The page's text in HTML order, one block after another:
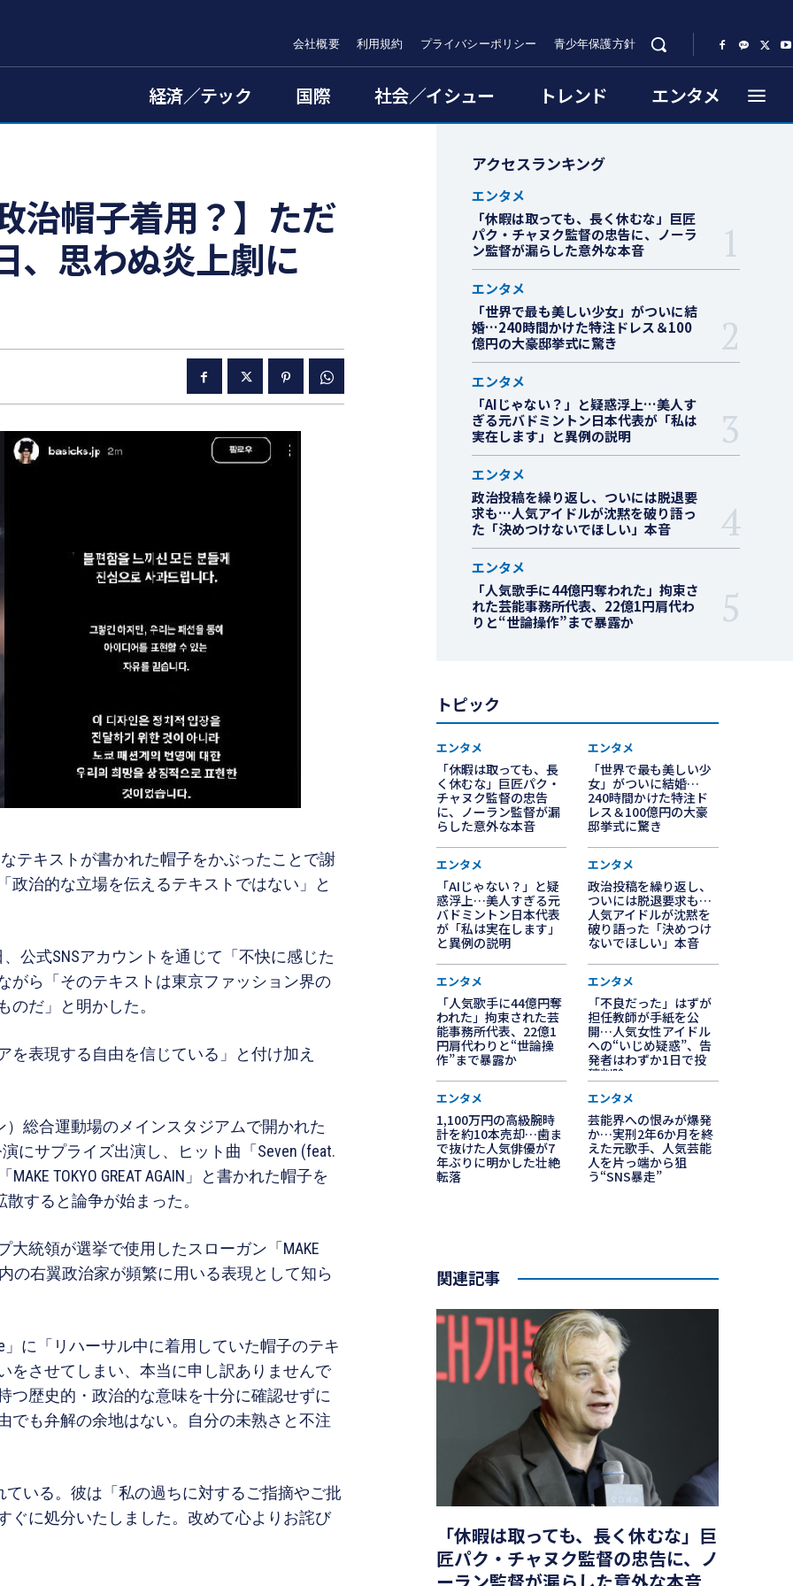
会社概要 利用規約 プライバシーポリシー 青少年保護方針
経済／テック 国際 社会／イシュー トレンド エンタメ
治帽子着用？】ただ
、思わぬ炎上劇に
なテキストが書かれた帽子をかぶったことで謝
治的な立場を伝えるテキストではない」と
公式SNSアカウントを通じて「不快に感じた
がら「そのテキストは東京ファッション界の
だ」と明かした。
表現する自由を信じている」と付け加え
）総合運動場のメインスタジアムで開かれた
にサプライズ出演し、ヒット曲「Seven (feat.
TOKYO GREAT AGAIN」と書かれた帽子を
すると論争が始まった。
統領が選挙で使用したスローガン「MAKE
内の右翼政治家が頻繁に用いる表現として知ら
に「リハーサル中に着用していた帽子のテキ
をさせてしまい、本当に申し訳ありませんで
つ歴史的・政治的な意味を十分に確認せずに
でも弁解の余地はない。自分の未熟さと不注
ている。彼は「私の過ちに対するご指摘やご批
ぐに処分いたしました。改めて心よりお詫び
アクセスランキング
エンタメ
「休暇は取っても、長く休むな」巨匠
パク・チャヌク監督の忠告に、ノーラ
ン監督が漏らした意外な本音
エンタメ
「世界で最も美しい少女」がついに結
婚…240時間かけた特注ドレス＆100
億円の大豪邸挙式に驚き
エンタメ
「AIじゃない？」と疑惑浮上…美人す
ぎる元バドミントン日本代表が「私は
実在します」と異例の説明
エンタメ
政治投稿を繰り返し、ついには脱退要
求も…人気アイドルが沈黙を破り語っ
た「決めつけないでほしい」本音
エンタメ
「人気歌手に44億円奪われた」拘束さ
れた芸能事務所代表、22億1円肩代わ
りと“世論操作”まで暴露か
トピック
エンタメ
「休暇は取っても、長
く休むな」巨匠パク・
チャヌク監督の忠告
に、ノーラン監督が漏
らした意外な本音
エンタメ
「世界で最も美しい少
女」がついに結婚…
240時間かけた特注ド
レス＆100億円の大豪
邸挙式に驚き
エンタメ
「AIじゃない？」と疑
惑浮上…美人すぎる元
バドミントン日本代表
が「私は実在します」
と異例の説明
エンタメ
政治投稿を繰り返し、
ついには脱退要求も…
人気アイドルが沈黙を
破り語った「決めつけ
ないでほしい」本音
エンタメ
「人気歌手に44億円奪
われた」拘束された芸
能事務所代表、22億1
円肩代わりと“世論操
作”まで暴露か
エンタメ
「不良だった」はずが
担任教師が手紙を公
開…人気女性アイドル
への“いじめ疑惑”、告
発者はわずか1日で投
稿削除
エンタメ
1,100万円の高級腕時
計を約10本売却…歯ま
で抜けた人気俳優が7
年ぶりに明かした壮絶
転落
エンタメ
芸能界への恨みが爆発
か…実刑2年6か月を終
えた元歌手、人気芸能
人を片っ端から狙
う“SNS暴走”
関連記事
「休暇は取っても、長く休むな」巨
匠パク・チャヌク監督の忠告に、ノ